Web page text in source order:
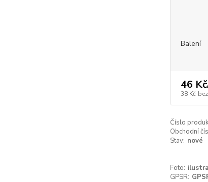
Balení
46 Kč
38 Kč
Číslo
Obchodní
Stav: nové
Foto:
GPSR: